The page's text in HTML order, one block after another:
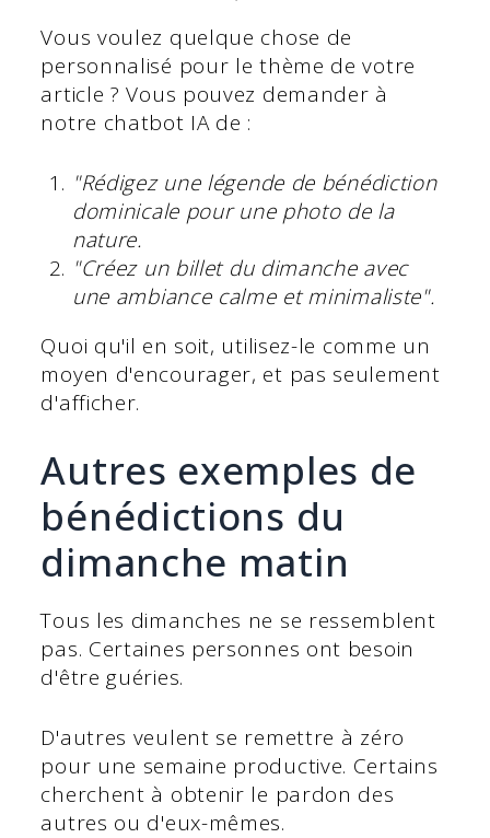
Vous voulez quelque chose de
personnalisé pour le thème de votre
article ? Vous pouvez demander à
notre chatbot IA de :
"Rédigez une légende de bénédiction
dominicale pour une photo de la
nature.
"Créez un billet du dimanche avec
une ambiance calme et minimaliste".
Quoi qu'il en soit, utilisez-le comme un
moyen d'encourager, et pas seulement
d'afficher.
Autres exemples de
bénédictions du
dimanche matin
Tous les dimanches ne se ressemblent
pas. Certaines personnes ont besoin
d'être guéries.
D'autres veulent se remettre à zéro
pour une semaine productive. Certains
cherchent à obtenir le pardon des
autres ou d'eux-mêmes.